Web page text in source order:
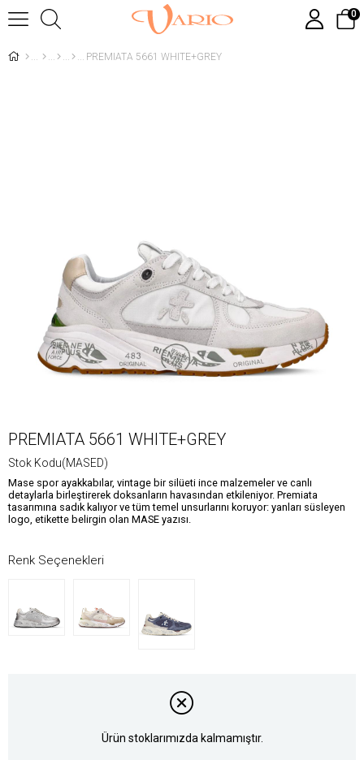
0
PREMIATA 5661 WHITE+GREY
PREMIATA 5661 WHITE+GREY
Stok Kodu(MASED)
Mase spor ayakkabılar, vintage bir silüeti ince malzemeler ve canlı
detaylarla birleştirerek doksanların havasından etkileniyor. Premiata
tasarımına sadık kalıyor ve tüm temel unsurlarını koruyor: yanları süsleyen
logo, etikette belirgin olan MASE yazısı.
Renk Seçenekleri
Ürün stoklarımızda kalmamıştır.